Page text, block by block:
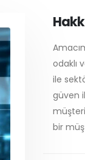
odaklı
ile
güven
bir